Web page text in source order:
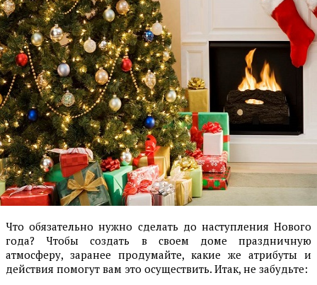
Что обязательно нужно сделать до наступления Нового
года? Чтобы создать в своем доме праздничную
атмосферу, заранее продумайте, какие же атрибуты и
действия помогут вам это осуществить. Итак, не забудьте: